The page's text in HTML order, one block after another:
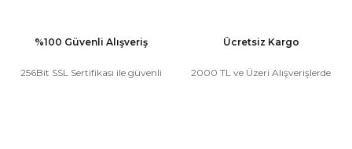
%100 Güvenli Alışveriş
256Bit SSL Sertifikası ile güvenli
Ücretsiz Kargo
2000 TL ve Üzeri Alışverişlerde